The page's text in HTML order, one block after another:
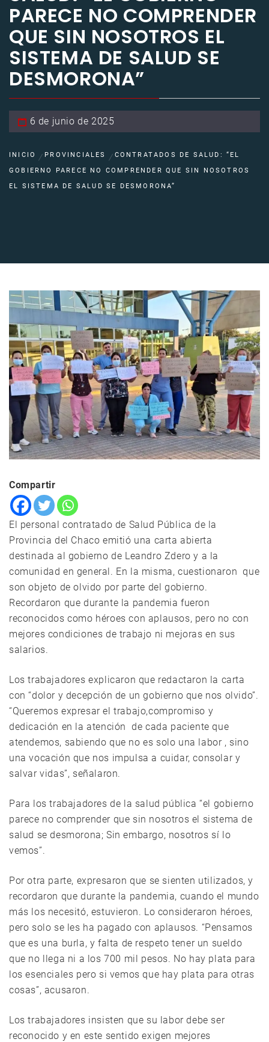
PARECE NO COMPRENDER
QUE SIN NOSOTROS EL
SISTEMA DE SALUD SE
DESMORONA”
6 de junio de 2025
INICIO PROVINCIALES
CONTRATADOS DE SALUD: “EL
GOBIERNO PARECE NO COMPRENDER QUE SIN NOSOTROS
EL SISTEMA DE SALUD SE DESMORONA”
Compartir
El personal contratado de Salud Pública de la
Provincia del Chaco emitió una carta abierta
destinada al gobierno de Leandro Zdero y a la
comunidad en general. En la misma, cuestionaron que
son objeto de olvido por parte del gobierno.
Recordaron que durante la pandemia fueron
reconocidos como héroes con aplausos, pero no con
mejores condiciones de trabajo ni mejoras en sus
salarios.
Los trabajadores explicaron que redactaron la carta
con “dolor y decepción de un gobierno que nos olvido”.
“Queremos expresar el trabajo,compromiso y
dedicación en la atención de cada paciente que
atendemos, sabiendo que no es solo una labor , sino
una vocación que nos impulsa a cuidar, consolar y
salvar vidas”, señalaron.
Para los trabajadores de la salud pública “el gobierno
parece no comprender que sin nosotros el sistema de
salud se desmorona; Sin embargo, nosotros sí lo
vemos”.
Por otra parte, expresaron que se sienten utilizados, y
recordaron que durante la pandemia, cuando el mundo
más los necesitó, estuvieron. Lo consideraron héroes,
pero solo se les ha pagado con aplausos. “Pensamos
que es una burla, y falta de respeto tener un sueldo
que no llega ni a los 700 mil pesos. No hay plata para
los esenciales pero si vemos que hay plata para otras
cosas”, acusaron.
Los trabajadores insisten que su labor debe ser
reconocido y en este sentido exigen mejores